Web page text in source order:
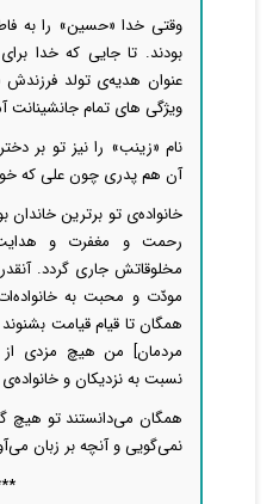
وقتی خدا «حسین» را به
بودند. تا جایی که خدا
عنوان هدیه‌ی تولد
ویژگی های تمام جانشینانت
نام «زینب» را نیز تو بر
آن هم پدری چون علی که
خانواده‌ی تو برترین خاندان
رحمت و مغفرت و
مخلوقاتش جاری گردد.
مودّت و محبت به
همگان تا قیام قیامت
مردمان] من هیچ مزدی
نسبت به نزدیکان و
همگان می‌دانستند تو
نمی‌گویی و آنچه بر زبان